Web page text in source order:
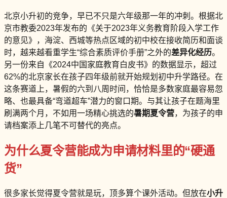
北京小升初的竞争，早已不只是六年级那一年的冲刺。根据北
京市教委2023年发布的《关于2023年义务教育阶段入学工作
的意见》，海淀、西城等热点区域的初中校在接收简历和面谈
时，越来越看重学生“综合素质评价手册”之外的差异化经历。
另一份来自《2024中国家庭教育白皮书》的数据显示，超过
62%的北京家长在孩子四年级前就开始规划初中升学路径。在
这条赛道上，暑假的六到八周时间，恰恰是多数家庭最容易忽
略、也最具备“弯道超车”潜力的窗口期。与其让孩子在题海里
刷满两个月，不如用一场精心挑选的暑期夏令营，为孩子的申
请档案添上几笔不可替代的亮点。
为什么夏令营能成为申请材料里的“硬通
货”
很多家长觉得夏令营就是玩，顶多算个课外活动。但放在小升